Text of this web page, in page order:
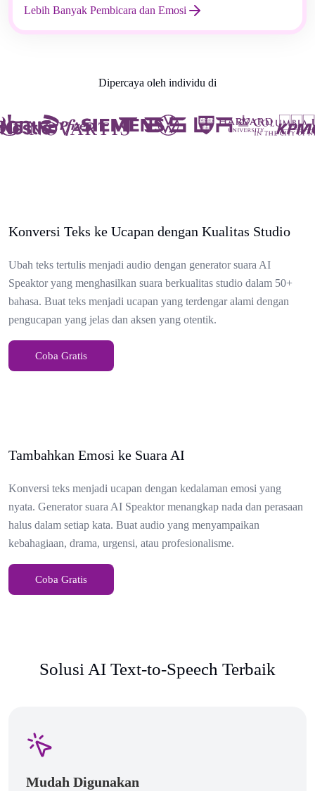
Lebih Banyak Pembicara dan Emosi
Dipercaya oleh individu di
Konversi Teks ke Ucapan dengan Kualitas Studio
Ubah teks tertulis menjadi audio dengan generator suara AI
Speaktor yang menghasilkan suara berkualitas studio dalam 50+
bahasa. Buat teks menjadi ucapan yang terdengar alami dengan
pengucapan yang jelas dan aksen yang otentik.
Coba Gratis
Tambahkan Emosi ke Suara AI
Konversi teks menjadi ucapan dengan kedalaman emosi yang
nyata. Generator suara AI Speaktor menangkap nada dan perasaan
halus dalam setiap kata. Buat audio yang menyampaikan
kebahagiaan, drama, urgensi, atau profesionalisme.
Coba Gratis
Solusi AI Text-to-Speech Terbaik
Mudah Digunakan